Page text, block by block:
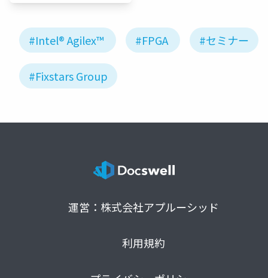
#Intel® Agilex™ #FPGA #セミナー
#Fixstars Group
運営：株式会社アプルーシッド
利用規約